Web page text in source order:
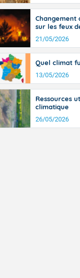
Aquitaine,
de-
sont
sont
un peu
du pays en
Des
le Jura et
de
et
sur le
en
h. Côté
entre
en Anjou.
pointes
Changement
sur les feux
21/05/2026
Quel climat
13/05/2026
Ressources
climatique
26/05/2026